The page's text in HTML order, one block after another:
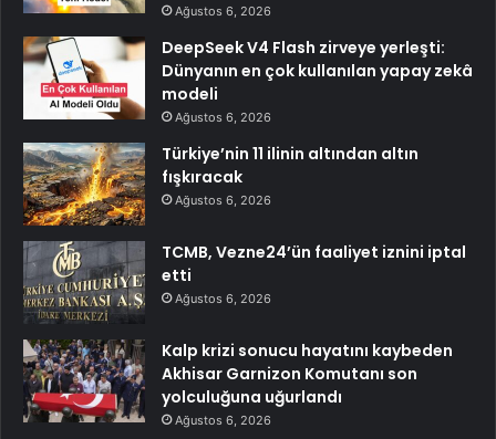
Ağustos 6, 2026
DeepSeek V4 Flash zirveye yerleşti:
Dünyanın en çok kullanılan yapay zekâ
modeli
Ağustos 6, 2026
Türkiye’nin 11 ilinin altından altın
fışkıracak
Ağustos 6, 2026
TCMB, Vezne24’ün faaliyet iznini iptal
etti
Ağustos 6, 2026
Kalp krizi sonucu hayatını kaybeden
Akhisar Garnizon Komutanı son
yolculuğuna uğurlandı
Ağustos 6, 2026